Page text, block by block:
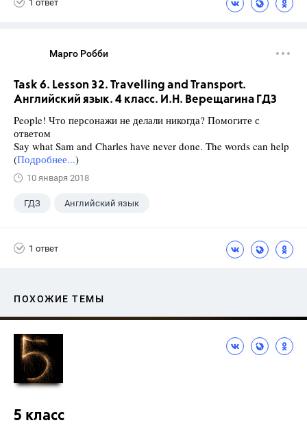
1 ответ
Марго Робби
Task 6. Lesson 32. Travelling and Transport.
Английский язык. 4 класс. И.Н. Верещагина ГДЗ
People! Что персонажи не делали никогда? Помогите с
ответом
Say what Sam and Charles have never done. The words can help
(Подробнее...)
10 января 2018
ГДЗ Английский язык
1 ответ
ПОХОЖИЕ ТЕМЫ
5 класс